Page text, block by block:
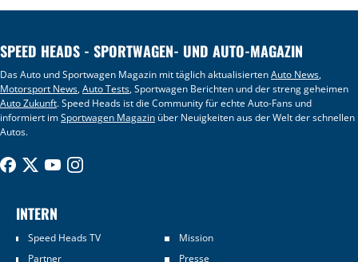
SPEED HEADS - SPORTWAGEN- UND AUTO-MAGAZIN
Das Auto und Sportwagen Magazin mit täglich aktualisiertenAuto News,
Motorsport News,Auto Tests, Sportwagen Berichten und der streng geheimen
Auto Zukunft. Speed Heads ist die Community für echte Auto-Fans und
informiert imSportwagen Magazin über Neuigkeiten aus der Welt der schnellen
Autos.
INTERN
Speed Heads TV
Mission
Partner
Presse